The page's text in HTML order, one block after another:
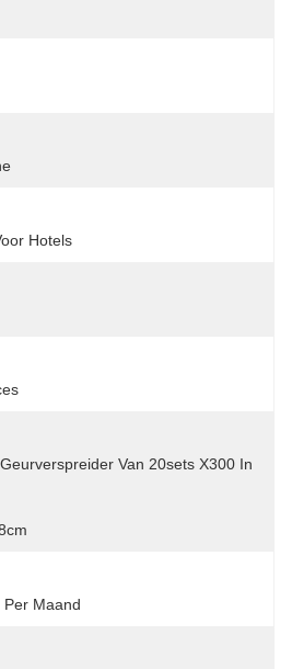
Hotels
Van 20sets X300 In
Maand